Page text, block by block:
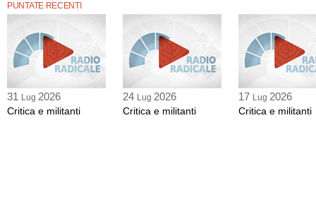
PUNTATE RECENTI
31 Lug 2026
Critica e militanti
24 Lug 2026
Critica e militanti
17 Lug 2026
Critica e militanti